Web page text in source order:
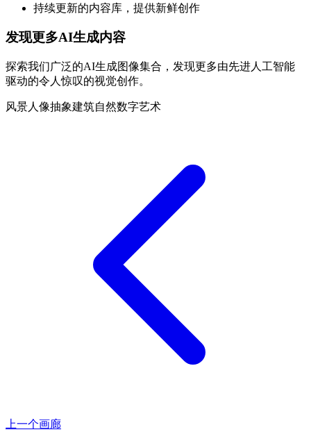
持续更新的内容库，提供新鲜创作
发现更多AI生成内容
探索我们广泛的AI生成图像集合，发现更多由先进人工智能
驱动的令人惊叹的视觉创作。
风景人像抽象建筑自然数字艺术
上一个画廊